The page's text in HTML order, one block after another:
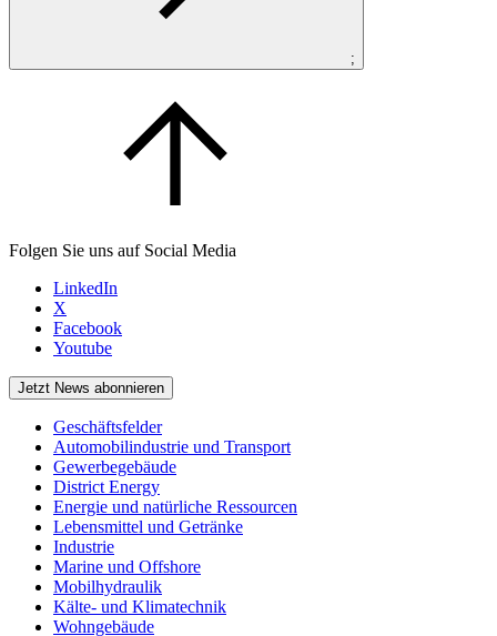
;
Folgen Sie uns auf Social Media
LinkedIn
X
Facebook
Youtube
Jetzt News abonnieren
Geschäftsfelder
Automobilindustrie und Transport
Gewerbegebäude
District Energy
Energie und natürliche Ressourcen
Lebensmittel und Getränke
Industrie
Marine und Offshore
Mobilhydraulik
Kälte- und Klimatechnik
Wohngebäude